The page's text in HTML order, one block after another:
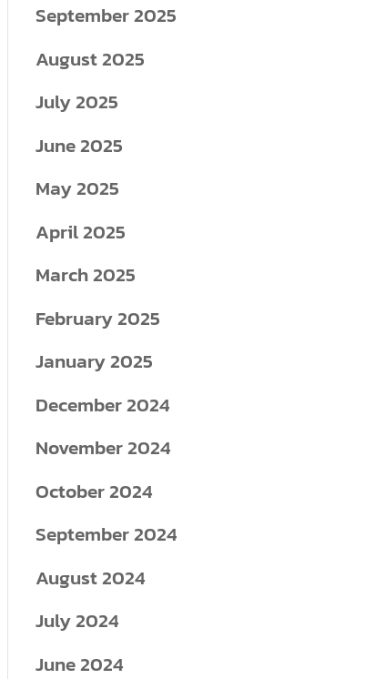
September 2025
August 2025
July 2025
June 2025
May 2025
April 2025
March 2025
February 2025
January 2025
December 2024
November 2024
October 2024
September 2024
August 2024
July 2024
June 2024